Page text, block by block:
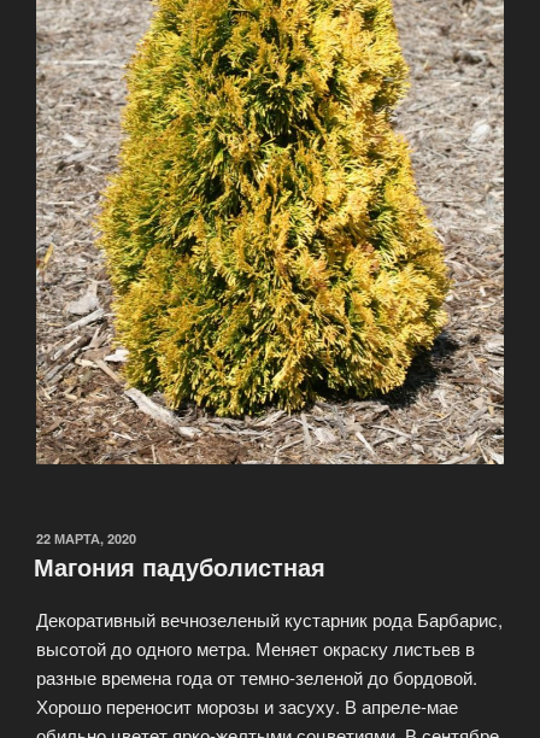
22 МАРТА, 2020
Магония падуболистная
Декоративный вечнозеленый кустарник рода Барбарис,
высотой до одного метра. Меняет окраску листьев в
разные времена года от темно-зеленой до бордовой.
Хорошо переносит морозы и засуху. В апреле-мае